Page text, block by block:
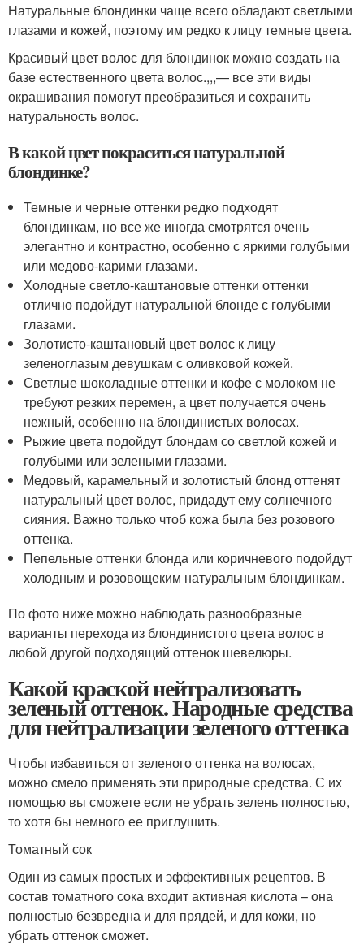
Натуральные блондинки чаще всего обладают светлыми
глазами и кожей, поэтому им редко к лицу темные цвета.
Красивый цвет волос для блондинок можно создать на
базе естественного цвета волос.,,,— все эти виды
окрашивания помогут преобразиться и сохранить
натуральность волос.
В какой цвет покраситься натуральной
блондинке?
Темные и черные оттенки редко подходят
блондинкам, но все же иногда смотрятся очень
элегантно и контрастно, особенно с яркими голубыми
или медово-карими глазами.
Холодные светло-каштановые оттенки оттенки
отлично подойдут натуральной блонде с голубыми
глазами.
Золотисто-каштановый цвет волос к лицу
зеленоглазым девушкам с оливковой кожей.
Светлые шоколадные оттенки и кофе с молоком не
требуют резких перемен, а цвет получается очень
нежный, особенно на блондинистых волосах.
Рыжие цвета подойдут блондам со светлой кожей и
голубыми или зелеными глазами.
Медовый, карамельный и золотистый блонд оттенят
натуральный цвет волос, придадут ему солнечного
сияния. Важно только чтоб кожа была без розового
оттенка.
Пепельные оттенки блонда или коричневого подойдут
холодным и розовощеким натуральным блондинкам.
По фото ниже можно наблюдать разнообразные
варианты перехода из блондинистого цвета волос в
любой другой подходящий оттенок шевелюры.
Какой краской нейтрализовать
зеленый оттенок. Народные средства
для нейтрализации зеленого оттенка
Чтобы избавиться от зеленого оттенка на волосах,
можно смело применять эти природные средства. С их
помощью вы сможете если не убрать зелень полностью,
то хотя бы немного ее приглушить.
Томатный сок
Один из самых простых и эффективных рецептов. В
состав томатного сока входит активная кислота – она
полностью безвредна и для прядей, и для кожи, но
убрать оттенок сможет.